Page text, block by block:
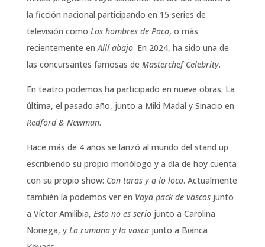
la ficción nacional participando en 15 series de
televisión como Los hombres de Paco, o más
recientemente enAllí abajo. En 2024, ha sido una de
las concursantes famosas de Masterchef Celebrity.
En teatro podemos ha participado en nueve obras. La
última, el pasado año, junto a Miki Madal y Sinacio en
Redford & Newman.
Hace más de 4 años se lanzó al mundo del stand up
escribiendo su propio monólogo y a día de hoy cuenta
con su propio show: Con taras y a lo loco. Actualmente
también la podemos ver en Vaya pack de vascosjunto
a Víctor Amilibia, Esto no es seriojunto a Carolina
Noriega, y La rumana y la vascajunto a Bianca